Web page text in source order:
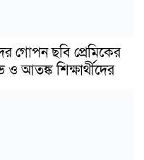
গোপন ছবি প্রেমিকের
আতঙ্ক শিক্ষার্থীদের